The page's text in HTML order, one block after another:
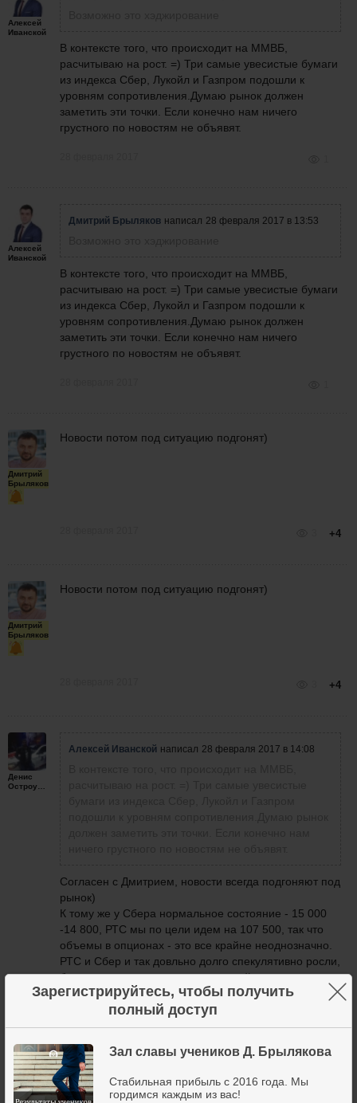
Зарегистрируйтесь, чтобы получить
полный доступ
Зал славы учеников Д. Брылякова
Стабильная прибыль с 2016 года. Мы
гордимся каждым из вас!
×
Алексей
Иванской
В контексте того, что происходит на ММВБ,
расчитываю на рост. =) Три самые увесистые бумаги
из индекса Сбер, Лукойл и Газпром подошли к
уровням сопротивления.Думаю рынок должен
заметить эти точки. Если конечно нам ничего
грустного по новостям не объявят.
Алексей
Иванской
Дмитрий Брыляков написал 28 февраля 2017 в 13:53
В контексте того, что происходит на ММВБ,
расчитываю на рост. =) Три самые увесистые бумаги
из индекса Сбер, Лукойл и Газпром подошли к
уровням сопротивления.Думаю рынок должен
заметить эти точки. Если конечно нам ничего
грустного по новостям не объявят.
Дмитрий
Брыляков
Новости потом под ситуацию подгонят)
+4
Дмитрий
Брыляков
Новости потом под ситуацию подгонят)
+4
Денис
Алексей Иванской написал 28 февраля 2017 в 14:08
Согласен с Дмитрием, новости всегда подгоняют под
рынок)
К тому же у Сбера нормальное состояние - 15 000
-14 800, РТС мы по цели идем на 107 500, так что
объемы в опционах - это все крайне неоднозначно.
РТС и Сбер и так довльно долго спекулятивно росли,
без всяких предпосылок, так что сейчас вполне
логично падать, хорошо падать, но опять же -
смотрим ТА)